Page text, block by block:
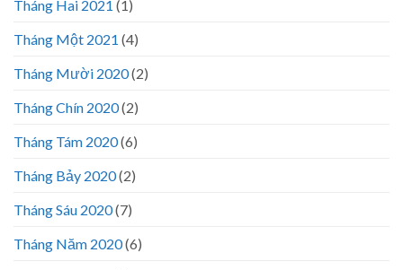
Tháng Hai 2021 (1)
Tháng Một 2021 (4)
Tháng Mười 2020(2)
Tháng Chín 2020(2)
Tháng Tám 2020(6)
Tháng Bảy 2020(2)
Tháng Sáu 2020(7)
Tháng Năm 2020(6)